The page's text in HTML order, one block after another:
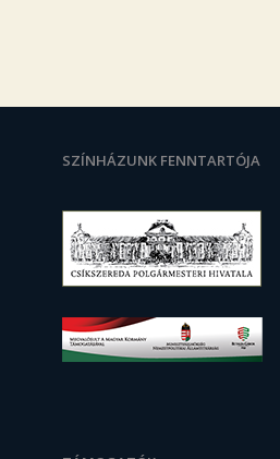
SZÍNHÁZUNK FENNTARTÓJA